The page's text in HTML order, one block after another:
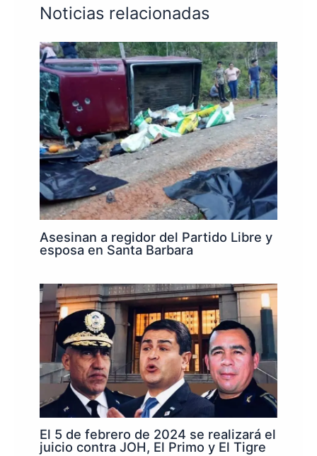
Noticias relacionadas
Asesinan a regidor del Partido Libre y
esposa en Santa Barbara
El 5 de febrero de 2024 se realizará el
juicio contra JOH, El Primo y El Tigre